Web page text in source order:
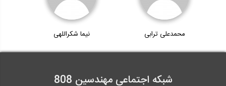
محمدعلی ترابی نیما شکراللهی
شبکه اجتماعی مهندسین 808